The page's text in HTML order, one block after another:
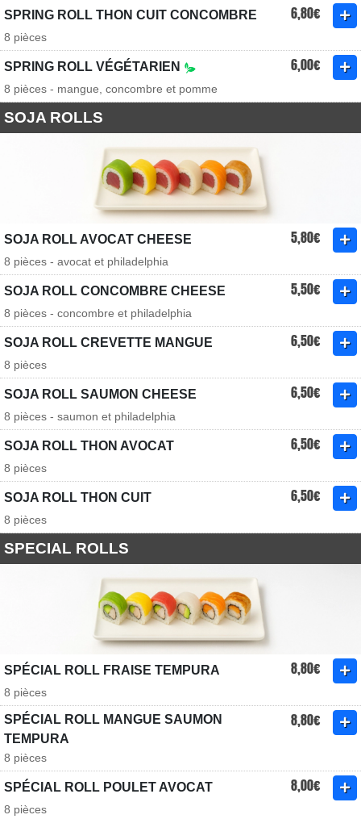
SPRING ROLL THON CUIT CONCOMBRE 6,80€
8 pièces
SPRING ROLL VÉGÉTARIEN 6,00€
8 pièces - mangue, concombre et pomme
SOJA ROLLS
SOJA ROLL AVOCAT CHEESE 5,80€
8 pièces - avocat et philadelphia
SOJA ROLL CONCOMBRE CHEESE 5,50€
8 pièces - concombre et philadelphia
SOJA ROLL CREVETTE MANGUE 6,50€
8 pièces
SOJA ROLL SAUMON CHEESE 6,50€
8 pièces - saumon et philadelphia
SOJA ROLL THON AVOCAT 6,50€
8 pièces
SOJA ROLL THON CUIT 6,50€
8 pièces
SPECIAL ROLLS
SPÉCIAL ROLL FRAISE TEMPURA 8,80€
8 pièces
SPÉCIAL ROLL MANGUE SAUMON
TEMPURA
8,80€
8 pièces
SPÉCIAL ROLL POULET AVOCAT 8,00€
8 pièces